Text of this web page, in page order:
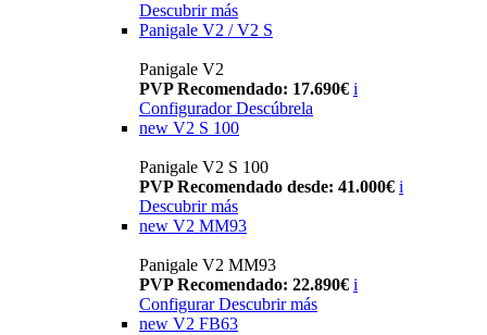
Descubrir más
Panigale V2 / V2 S
Panigale V2
PVP Recomendado: 17.690€ i
Configurador Descúbrela
new V2 S 100
Panigale V2 S 100
PVP Recomendado desde: 41.000€ i
Descubrir más
new V2 MM93
Panigale V2 MM93
PVP Recomendado: 22.890€ i
Configurar Descubrir más
new V2 FB63